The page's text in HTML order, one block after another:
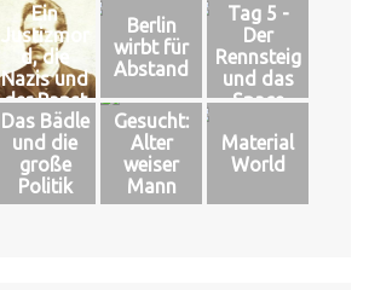
Ein
Justizmor
d, die
Nazis und
der Papst
Berlin
wirbt für
Abstand
Tag 5 -
Der
Rennsteig
und das
Space
Das Bädle
und die
große
Politik
Gesucht:
Alter
weiser
Mann
Material
World